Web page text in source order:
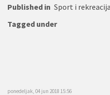
Published in Sport i rekreacija
Tagged under
ponedeljak, 04 jun 2018 15:56